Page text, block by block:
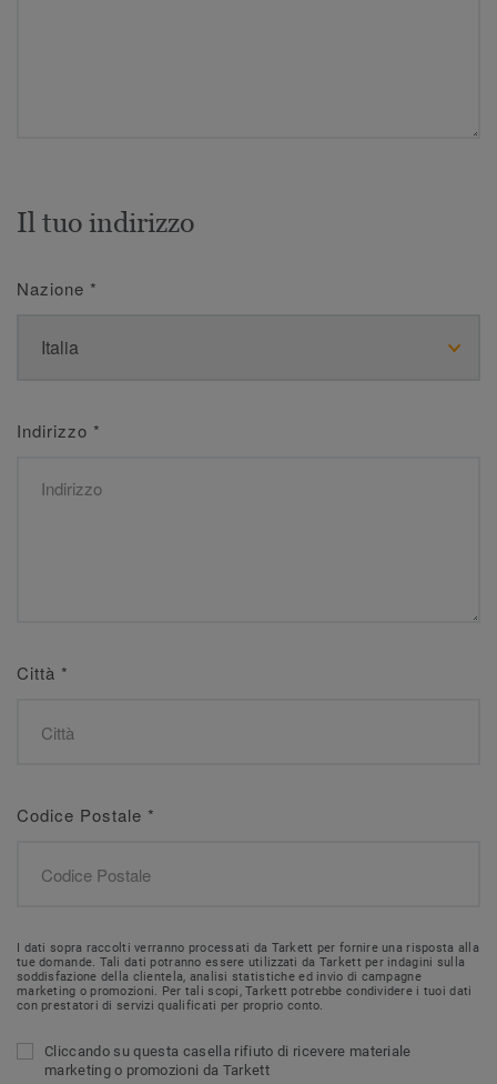
Il tuo indirizzo
Nazione *
Indirizzo *
Città *
Codice Postale *
I dati sopra raccolti verranno processati da Tarkett per fornire una risposta alla
tue domande. Tali dati potranno essere utilizzati da Tarkett per indagini sulla
soddisfazione della clientela, analisi statistiche ed invio di campagne
marketing o promozioni. Per tali scopi, Tarkett potrebbe condividere i tuoi dati
con prestatori di servizi qualificati per proprio conto.
Cliccando su questa casella rifiuto di ricevere materiale
marketing o promozioni da Tarkett